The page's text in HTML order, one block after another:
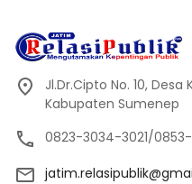
Jl.Dr.Cipto No. 10,
Kabupaten Sumenep
0823-3034-3021/